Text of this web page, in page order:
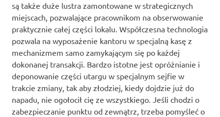
są także duże lustra zamontowane w strategicznych
miejscach, pozwalające pracownikom na obserwowanie
praktycznie całej części lokalu. Współczesna technologia
pozwala na wyposażenie kantoru w specjalną kasę z
mechanizmem samo zamykającym się po każdej
dokonanej transakcji. Bardzo istotne jest opróżnianie i
deponowanie części utargu w specjalnym sejfie w
trakcie zmiany, tak aby złodziej, kiedy dojdzie już do
napadu, nie ogołocił cię ze wszystkiego. Jeśli chodzi o
zabezpieczanie punktu od zewnątrz, trzeba pomyśleć o